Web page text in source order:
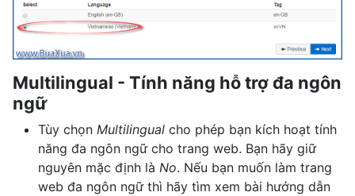
Multilingual - Tính năng hỗ trợ đa ngôn
ngữ
Tùy chọn Multilingual cho phép bạn kích hoạt tính
năng đa ngôn ngữ cho trang web. Bạn hãy giữ
nguyên mặc định là No. Nếu bạn muốn làm trang
web đa ngôn ngữ thì hãy tìm xem bài hướng dẫn